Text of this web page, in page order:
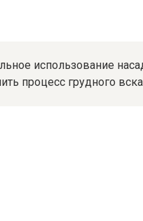
использование
процесс грудного